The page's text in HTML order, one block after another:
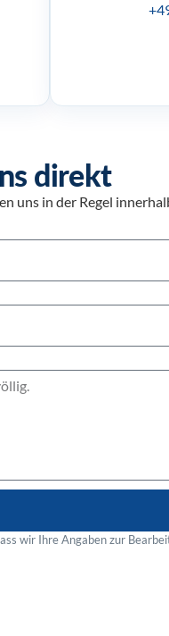
direkt
uns in der Regel
wir Ihre Angaben zur